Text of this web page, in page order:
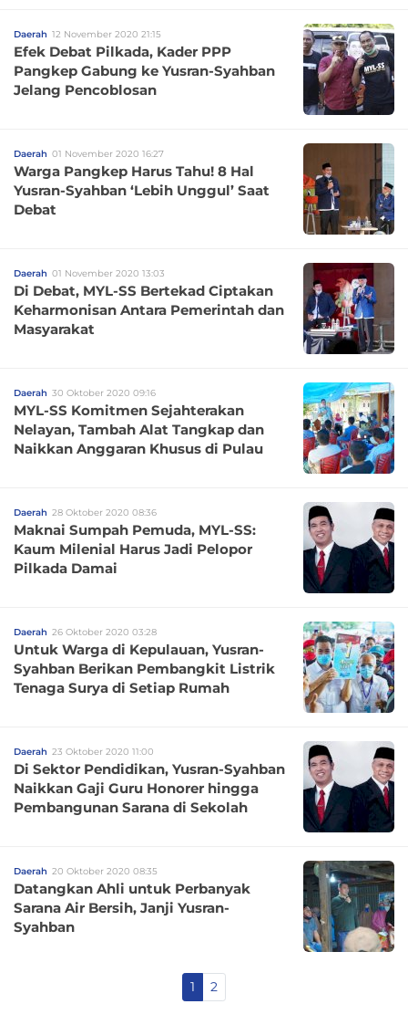
Daerah 12 November 2020 21:15
Efek Debat Pilkada, Kader PPP
Pangkep Gabung ke Yusran-Syahban
Jelang Pencoblosan
Daerah 01 November 2020 16:27
Warga Pangkep Harus Tahu! 8 Hal
Yusran-Syahban ‘Lebih Unggul’ Saat
Debat
Daerah 01 November 2020 13:03
Di Debat, MYL-SS Bertekad Ciptakan
Keharmonisan Antara Pemerintah dan
Masyarakat
Daerah 30 Oktober 2020 09:16
MYL-SS Komitmen Sejahterakan
Nelayan, Tambah Alat Tangkap dan
Naikkan Anggaran Khusus di Pulau
Daerah 28 Oktober 2020 08:36
Maknai Sumpah Pemuda, MYL-SS:
Kaum Milenial Harus Jadi Pelopor
Pilkada Damai
Daerah 26 Oktober 2020 03:28
Untuk Warga di Kepulauan, Yusran-
Syahban Berikan Pembangkit Listrik
Tenaga Surya di Setiap Rumah
Daerah 23 Oktober 2020 11:00
Di Sektor Pendidikan, Yusran-Syahban
Naikkan Gaji Guru Honorer hingga
Pembangunan Sarana di Sekolah
Daerah 20 Oktober 2020 08:35
Datangkan Ahli untuk Perbanyak
Sarana Air Bersih, Janji Yusran-
Syahban
1 2